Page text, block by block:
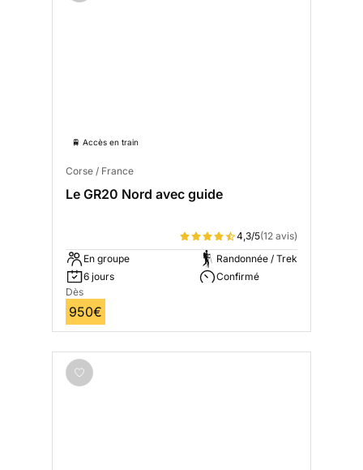
🚆 Accès en train
Corse / France
Le GR20 Nord avec guide
4,3/5(12 avis)
En groupe
6 jours
Randonnée / Trek
Confirmé
Dès
950€